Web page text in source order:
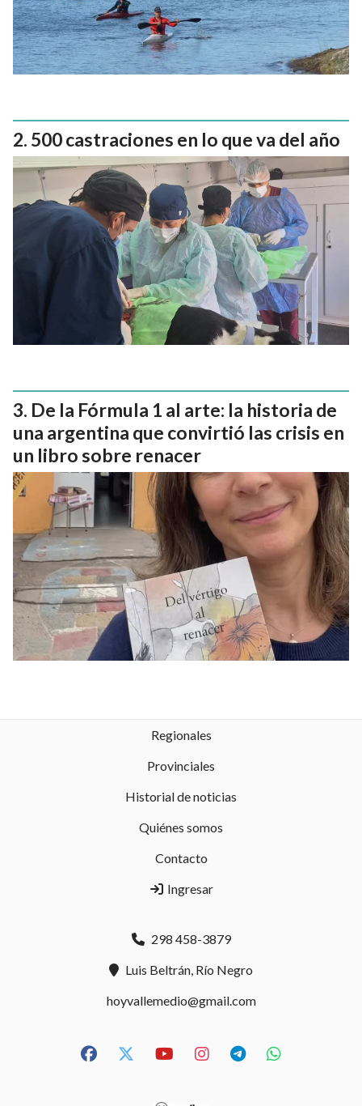
500 castraciones en lo que va del año
De la Fórmula 1 al arte: la historia de
una argentina que convirtió las crisis en
un libro sobre renacer
Regionales
Provinciales
Historial de noticias
Quiénes somos
Contacto
Ingresar
298 458-3879
Luis Beltrán, Río Negro
hoyvallemedio@gmail.com